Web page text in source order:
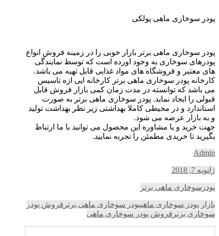
پودر سوخاری ماهی پولکی
پودر سوخاری ماهی برتر بازار خوبی را در زمینه فروش انواع
پودرهای سوخاری به وجود اورده است که توسط نمایندگی
های معتبر و فروشگاه های مواد غذایی قابل تهیه می باشد.
کارخانه پودر سوخاری ماهی برتر کارخانه ایی ازه تاسیس
می باشد که توانسته در مدت زمان کمی بازار فروش قابل
قبولی را ایجاد نماید. پودر سوخاری ماهی برتر به صورت
استاندارد و در محیطی کاملا بهداشتی زیر نظر بهداشت تولید
و به بازار عرضه می شود.
جهت خرید و یا مشاوره این محصول می توانید با ما ارتباط
بگیرید تا خریدی مطمئن را تجربه نمایید.
Admin
ژانویه 7, 2018
پودرسوخاری ماهی برتر
بازار پودر سوخاری ماهیپودر سوخاری ماهی برتر فروش پودر
سوخاری برتر فروش پودر سوخاری ماهی